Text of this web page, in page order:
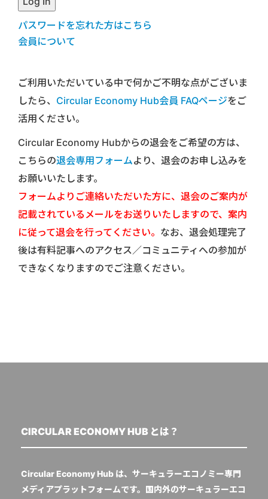
パスワードを忘れた方はこちら
会員について
ご利用いただいている中で何かご不明な点がございま
したら、 Circular Economy Hub会員 FAQページをご
活用ください。
Circular Economy Hubからの退会をご希望の方は、
こちらの退会専用フォームより、退会のお申し込みを
お願いいたします。
フォームよりご連絡いただいた方に、退会のご案内が
記載されているメールをお送りいたしますので、案内
に従って退会を行ってください。 なお、退会処理完了
後は有料記事へのアクセス／コミュニティへの参加が
できなくなりますのでご注意ください。
CIRCULAR ECONOMY HUB とは？
Circular Economy Hub は、サーキュラーエコノミー専門
メディアプラットフォームです。国内外のサーキュラーエコ